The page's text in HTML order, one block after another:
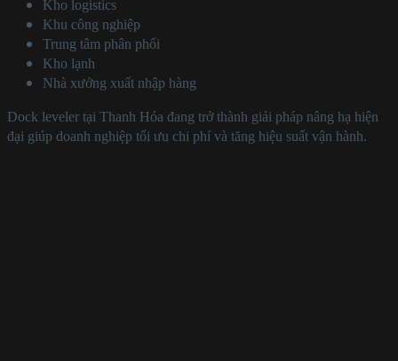
Kho logistics
Khu công nghiệp
Trung tâm phân phối
Kho lạnh
Nhà xưởng xuất nhập hàng
Dock leveler tại Thanh Hóa đang trở thành giải pháp nâng hạ hiện
đại giúp doanh nghiệp tối ưu chi phí và tăng hiệu suất vận hành.